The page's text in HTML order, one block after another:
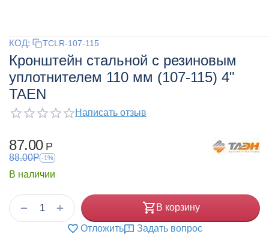
КОД: TCLR-107-115
Кронштейн стальной с резиновым
уплотнителем 110 мм (107-115) 4"
TAEN
Написать отзыв
87.00 Р
88.00Р -1%
В наличии
+
− В корзину
Отложить Задать вопрос